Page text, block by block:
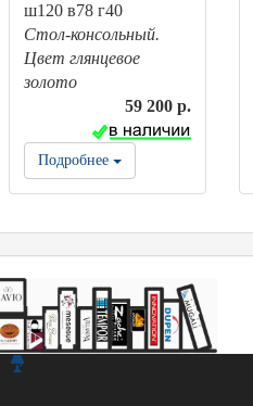
ш120 в78 г40
Стол-консольный.
Цвет глянцевое
золото
59 200 р.
Подробнее